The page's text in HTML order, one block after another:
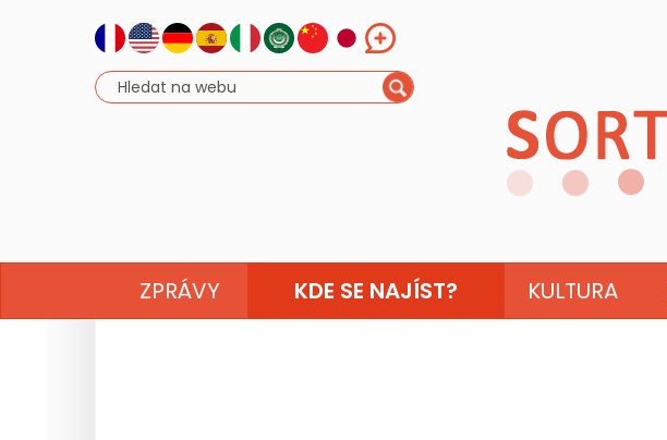
ZPRÁVY KDE SE NAJÍST? KULTURA